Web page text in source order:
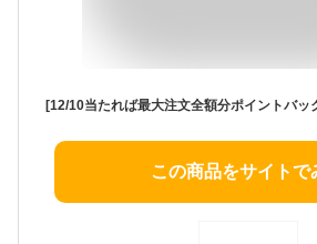
この商品をサイトで